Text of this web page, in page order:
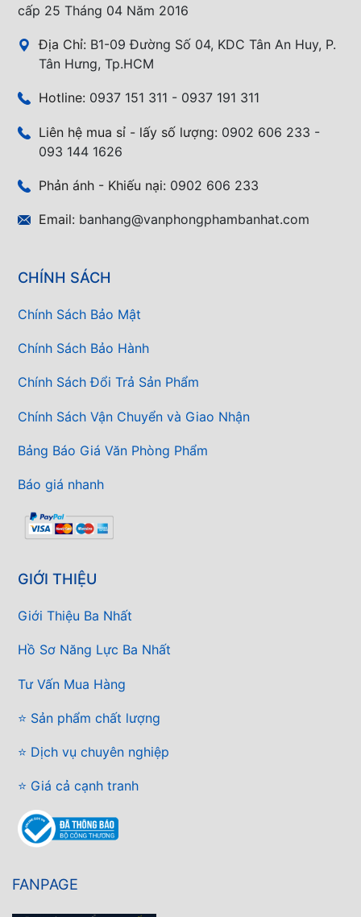
cấp 25 Tháng 04 Năm 2016
Địa Chỉ: B1-09 Đường Số 04, KDC Tân An Huy, P.
Tân Hưng, Tp.HCM
Hotline: 0937 151 311 - 0937 191 311
Liên hệ mua sỉ - lấy số lượng: 0902 606 233 -
093 144 1626
Phản ánh - Khiếu nại: 0902 606 233
Email: banhang@vanphongphambanhat.com
CHÍNH SÁCH
Chính Sách Bảo Mật
Chính Sách Bảo Hành
Chính Sách Đổi Trả Sản Phẩm
Chính Sách Vận Chuyển và Giao Nhận
Bảng Báo Giá Văn Phòng Phẩm
Báo giá nhanh
GIỚI THIỆU
Giới Thiệu Ba Nhất
Hồ Sơ Năng Lực Ba Nhất
Tư Vấn Mua Hàng
⭐ Sản phẩm chất lượng
⭐ Dịch vụ chuyên nghiệp
⭐ Giá cả cạnh tranh
FANPAGE